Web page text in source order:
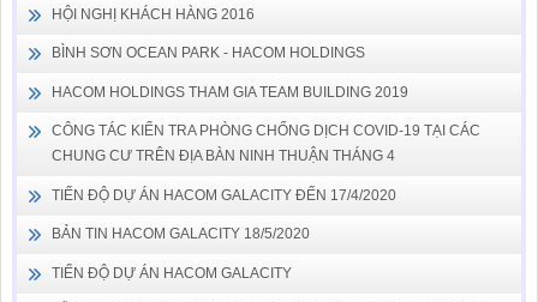
HỘI NGHỊ KHÁCH HÀNG 2016
BÌNH SƠN OCEAN PARK - HACOM HOLDINGS
HACOM HOLDINGS THAM GIA TEAM BUILDING 2019
CÔNG TÁC KIỂN TRA PHÒNG CHỐNG DỊCH COVID-19 TẠI CÁC
CHUNG CƯ TRÊN ĐỊA BÀN NINH THUẬN THÁNG 4
TIẾN ĐỘ DỰ ÁN HACOM GALACITY ĐẾN 17/4/2020
BẢN TIN HACOM GALACITY 18/5/2020
TIẾN ĐỘ DỰ ÁN HACOM GALACITY